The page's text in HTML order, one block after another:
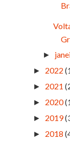
►
► 2022
► 2021
► 2020
► 2019
► 2018